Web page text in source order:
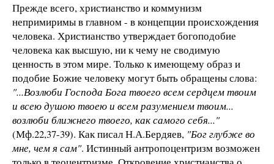
Прежде всего, христианство и коммунизм
непримиримы в главном - в концепции происхождения
человека. Христианство утверждает богоподобие
человека как высшую, ни к чему не сводимую
ценность в этом мире. Только к имеющему образ и
подобие Божие человеку могут быть обращены слова:
"...Возлюби Господа Бога твоего всем сердцем твоим
и всею душою твоею и всем разумением твоим...
возлюби ближнего твоего, как самого себя..."
(Мф.22,37-39). Как писал Н.А.Бердяев, "Бог глубже во
мне, чем я сам". Истинный антропоцентризм возможен